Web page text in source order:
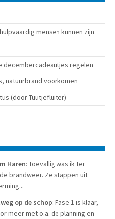
mensen kunnen zijn
decembercadeautjes regelen
natuurbrand voorkomen
(door Tuutjefluiter)
Haren: Toevallig was ik ter
brandweer. Ze stappen uit
op de schop: Fase 1 is klaar,
meer met o.a. de planning en